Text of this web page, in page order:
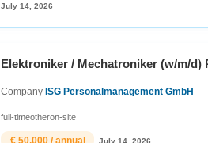
July 14, 2026
Elektroniker / Mechatroniker (w/m/
CompanyISG Personalmanagement GmbH
full-timeotheron-site
€ 50,000 / annual July 14, 2026